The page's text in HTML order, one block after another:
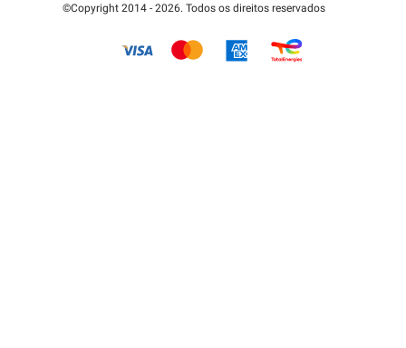
Como é que funciona?
Pagar o estacionamento FLOW
©Copyright 2014 - 2026. Todos os direitos reservados